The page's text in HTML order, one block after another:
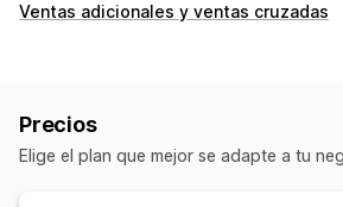
Ventas adicionales y ventas cruzadas
Venta adicional en la página de
Venta adicional en la página de
Precios
Elige el plan que mejor se adapte a tu